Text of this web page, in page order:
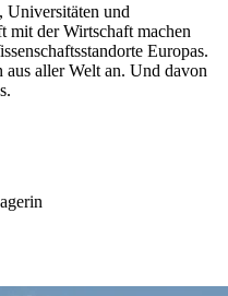
Universitäten und
mit der Wirtschaft machen
Europas.
aus aller Welt an. Und davon